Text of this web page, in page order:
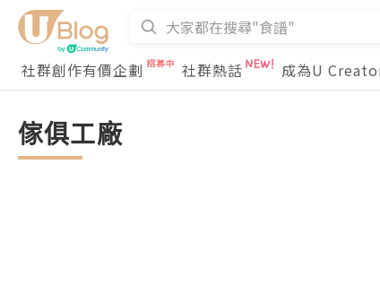
社群創作有價企劃
社群熱話 成為U
傢俱工廠